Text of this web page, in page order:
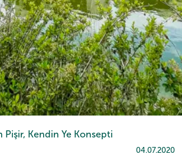
Pişir, Kendin Ye Konsepti
04.07.2020